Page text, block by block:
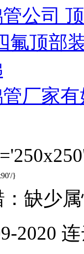
公司
氟顶部
厂家
}
缺少
2020